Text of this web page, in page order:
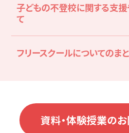
子どもの不登校に関する支
て
フリースクールについてのま
資料・体験授業の